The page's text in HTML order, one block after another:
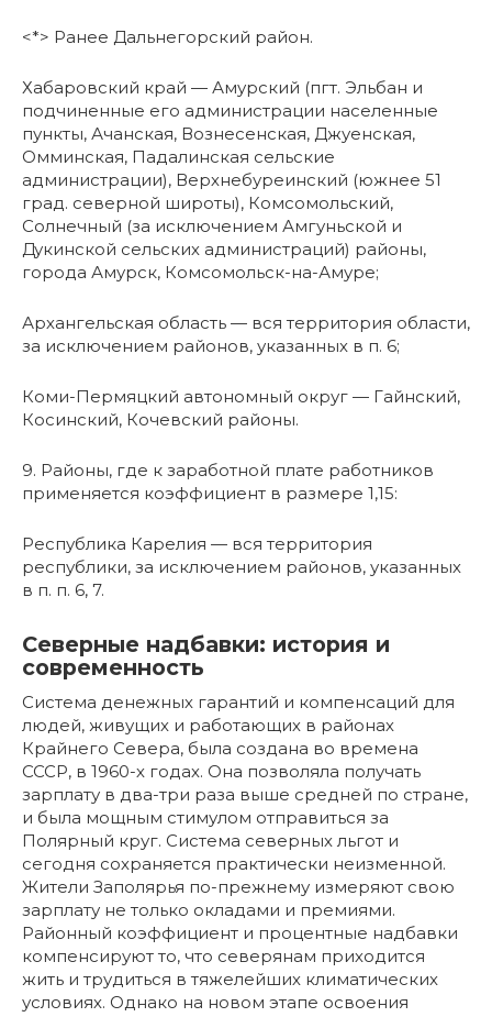
<*> Ранее Дальнегорский район.
Хабаровский край — Амурский (пгт. Эльбан и
подчиненные его администрации населенные
пункты, Ачанская, Вознесенская, Джуенская,
Омминская, Падалинская сельские
администрации), Верхнебуреинский (южнее 51
град. северной широты), Комсомольский,
Солнечный (за исключением Амгуньской и
Дукинской сельских администраций) районы,
города Амурск, Комсомольск-на-Амуре;
Архангельская область — вся территория области,
за исключением районов, указанных в п. 6;
Коми-Пермяцкий автономный округ — Гайнский,
Косинский, Кочевский районы.
9. Районы, где к заработной плате работников
применяется коэффициент в размере 1,15:
Республика Карелия — вся территория
республики, за исключением районов, указанных
в п. п. 6, 7.
Северные надбавки: история и
современность
Система денежных гарантий и компенсаций для
людей, живущих и работающих в районах
Крайнего Севера, была создана во времена
СССР, в 1960-х годах. Она позволяла получать
зарплату в два-три раза выше средней по стране,
и была мощным стимулом отправиться за
Полярный круг. Система северных льгот и
сегодня сохраняется практически неизменной.
Жители Заполярья по-прежнему измеряют свою
зарплату не только окладами и премиями.
Районный коэффициент и процентные надбавки
компенсируют то, что северянам приходится
жить и трудиться в тяжелейших климатических
условиях. Однако на новом этапе освоения